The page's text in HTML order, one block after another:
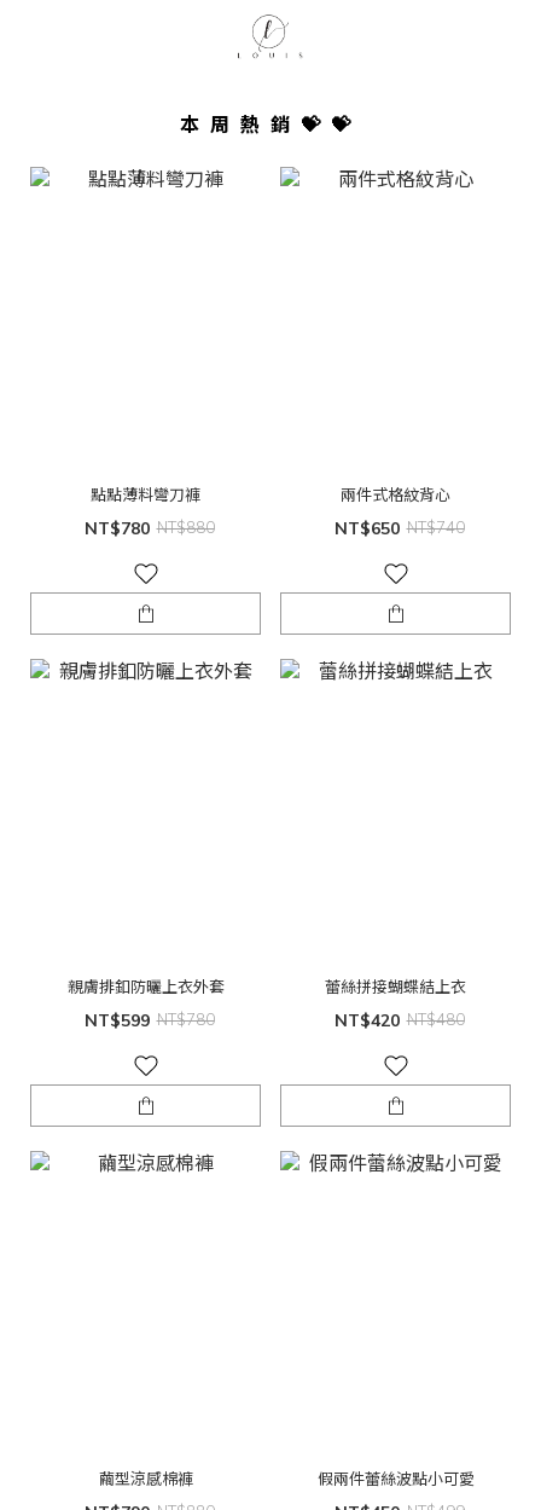
本周熱銷💝💝
點點薄料彎刀褲
NT$780 NT$880
兩件式格紋背心
NT$650 NT$740
親膚排釦防曬上衣外套
NT$599 NT$780
蕾絲拼接蝴蝶結上衣
NT$420 NT$480
繭型涼感棉褲 假兩件蕾絲波點小可愛